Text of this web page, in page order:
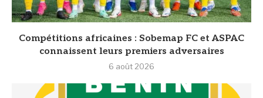
Compétitions africaines : Sobemap FC et ASPAC
connaissent leurs premiers adversaires
6 août 2026